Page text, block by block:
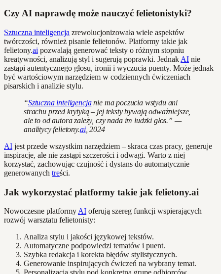
Czy AI naprawdę może nauczyć felietonistyki?
Sztuczna inteligencja zrewolucjonizowała wiele aspektów
twórczości, również pisanie felietonów. Platformy takie jak
felietony.ai pozwalają generować teksty o różnym stopniu
kreatywności, analizują styl i sugerują poprawki. Jednak AI nie
zastąpi autentycznego głosu, ironii i wyczucia puenty. Może jednak
być wartościowym narzędziem w codziennych ćwiczeniach
pisarskich i analizie stylu.
“Sztuczna inteligencjanie ma poczucia wstydu ani
strachu przed krytyką – jej teksty bywają odważniejsze,
ale to od autora zależy, czy nada im ludzki głos.” —
analitycy felietony.ai, 2024
AI jest przede wszystkim narzędziem – skraca czas pracy, generuje
inspiracje, ale nie zastąpi szczerości i odwagi. Warto z niej
korzystać, zachowując czujność i dystans do automatycznie
generowanych treści.
Jak wykorzystać platformy takie jak felietony.ai
Nowoczesne platformy AI oferują szereg funkcji wspierających
rozwój warsztatu felietonisty:
Analiza stylu i jakości językowej tekstów.
Automatyczne podpowiedzi tematów i puent.
Szybka redakcja i korekta błędów stylistycznych.
Generowanie inspirujących ćwiczeń na wybrany temat.